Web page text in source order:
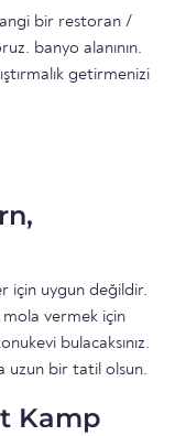
bir restoran /
banyo alanının.
getirmenizi
için uygun değildir.
vermek için
bulacaksınız.
uzun bir tatil olsun.
Kamp